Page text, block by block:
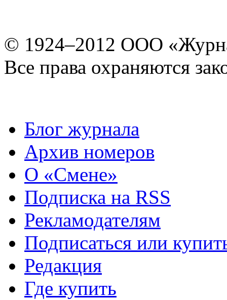
© 1924–2012 ООО
Все права охраняются
Блог журнала
Архив номеров
О «Смене»
Подписка на RSS
Рекламодателям
Подписаться или
Редакция
Где купить